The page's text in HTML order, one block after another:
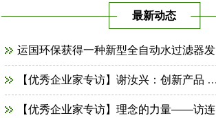
最新动态
运国环保获得一种新型全自动水过滤器发明专利证书
【优秀企业家专访】谢汝兴：创新产品 占领市场制高点
【优秀企业家专访】理念的力量——访连云港市运国环保设备公司总经理谢汝兴